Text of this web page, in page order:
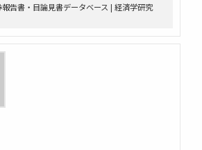
告書・目論見書データベース | 経済学研究